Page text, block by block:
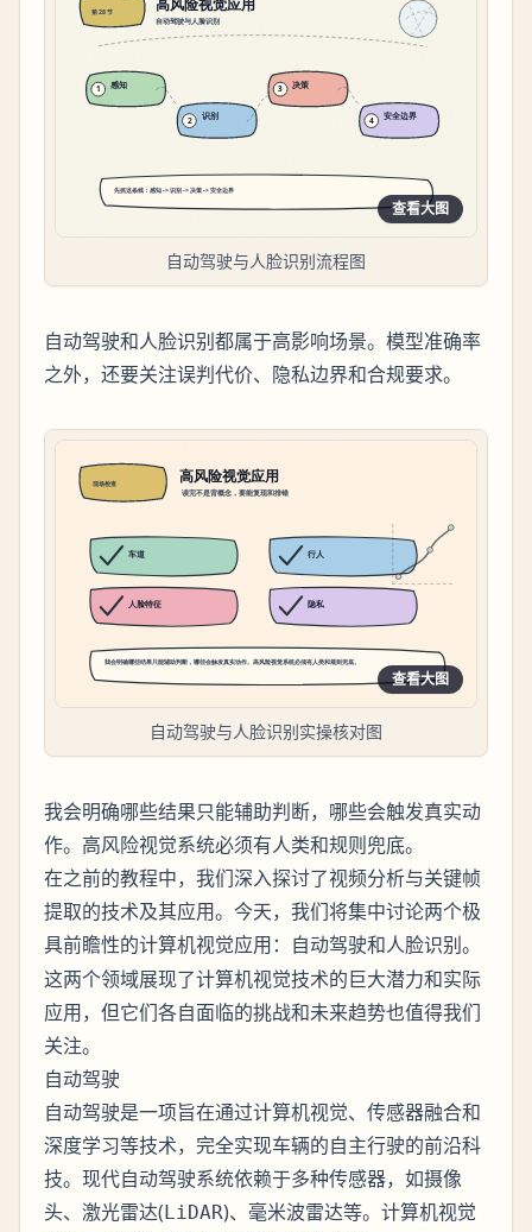
查看大图
自动驾驶与人脸识别流程图
自动驾驶和人脸识别都属于高影响场景。模型准确率
之外，还要关注误判代价、隐私边界和合规要求。
查看大图
自动驾驶与人脸识别实操核对图
我会明确哪些结果只能辅助判断，哪些会触发真实动
作。高风险视觉系统必须有人类和规则兜底。
在之前的教程中，我们深入探讨了视频分析与关键帧
提取的技术及其应用。今天，我们将集中讨论两个极
具前瞻性的计算机视觉应用：
自动驾驶和人脸识别 。
这两个领域展现了计算机视觉技术的巨大潜力和实际
应用，但它们各自面临的挑战和未来趋势也值得我们
关注。
自动驾驶
自动驾驶是一项旨在通过计算机视觉、传感器融合和
深度学习等技术，完全实现车辆的自主行驶的前沿科
技。现代自动驾驶系统依赖于多种传感器，如摄像
头、激光雷达( LiDAR)、毫米波雷达等。计算机视觉